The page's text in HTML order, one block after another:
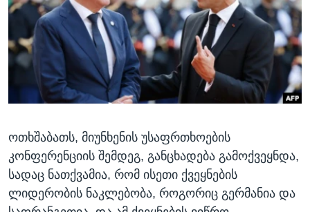
ᲡᲢᲣᲓᲘᲐ ᲕᲐᲨᲘᲜᲒᲢᲝᲜᲘ
ᲔᲙᲝᲜᲝᲛᲘᲙᲐ
ᲯᲐᲜᲛᲠᲗᲔᲚᲝᲑᲐ
ᲛᲔᲪᲜᲘᲔᲠᲔᲑᲐ
ᲘᲜᲢᲔᲠᲕᲘᲣ
ᲒᲐᲚᲘᲚᲔᲝ
ᲓᲔᲖᲘᲜᲤᲝᲠᲛᲐᲪᲘᲐ
Learning English
ᲗᲕᲐᲚᲘ ᲒᲕᲐᲓᲔᲕᲜᲔᲗ
ოთხშაბათს, მიუნხენის უსაფრთხოების
კონფერენციის შემდეგ, განცხადება გამოქვეყნდა,
სადაც ნათქვამია, რომ ისეთი ქვეყნების
ლიდერობის ნაკლებობა, როგორიც გერმანია და